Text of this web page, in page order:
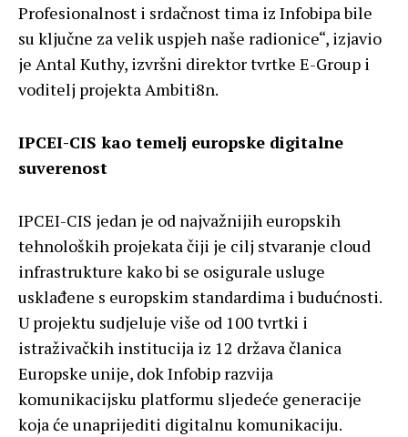
Profesionalnost i srdačnost tima iz Infobipa bile
su ključne za velik uspjeh naše radionice“, izjavio
je Antal Kuthy, izvršni direktor tvrtke E-Group i
voditelj projekta Ambiti8n.
IPCEI-CIS kao temelj europske digitalne
suverenost
IPCEI-CIS jedan je od najvažnijih europskih
tehnoloških projekata čiji je cilj stvaranje cloud
infrastrukture kako bi se osigurale usluge
usklađene s europskim standardima i budućnosti.
U projektu sudjeluje više od 100 tvrtki i
istraživačkih institucija iz 12 država članica
Europske unije, dok Infobip razvija
komunikacijsku platformu sljedeće generacije
koja će unaprijediti digitalnu komunikaciju.